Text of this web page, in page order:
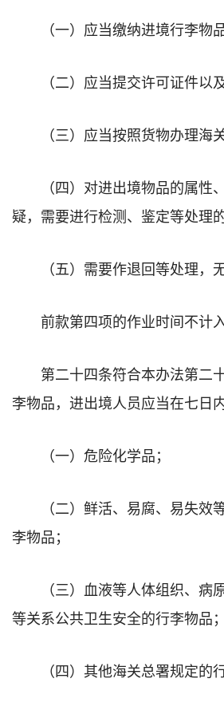
（一）应当缴纳进境行李物
（二）应当提交许可证件以
（三）应当按照货物办理海
（四）对进出境物品的属性
疑，需要进行检测、鉴定等处理的
（五）需要作退回等处理，
前款第四项的作业时间不计
第二十四条符合本办法第二
李物品，进出境人员应当在七日
（一）危险化学品；
（二）鲜活、易腐、易失效
李物品；
（三）血液等人体组织、病
等关系公共卫生安全的行李物品；
（四）其他海关总署规定的